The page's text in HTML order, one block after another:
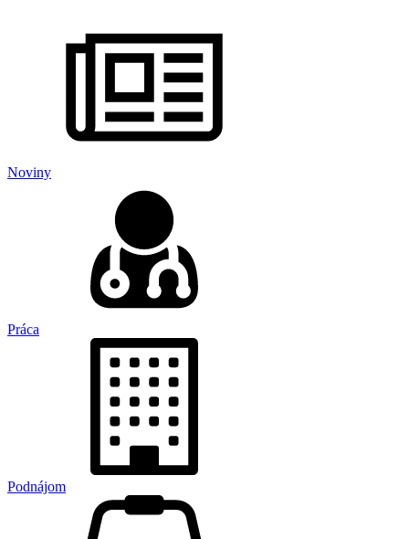
Noviny
Práca
Podnájom